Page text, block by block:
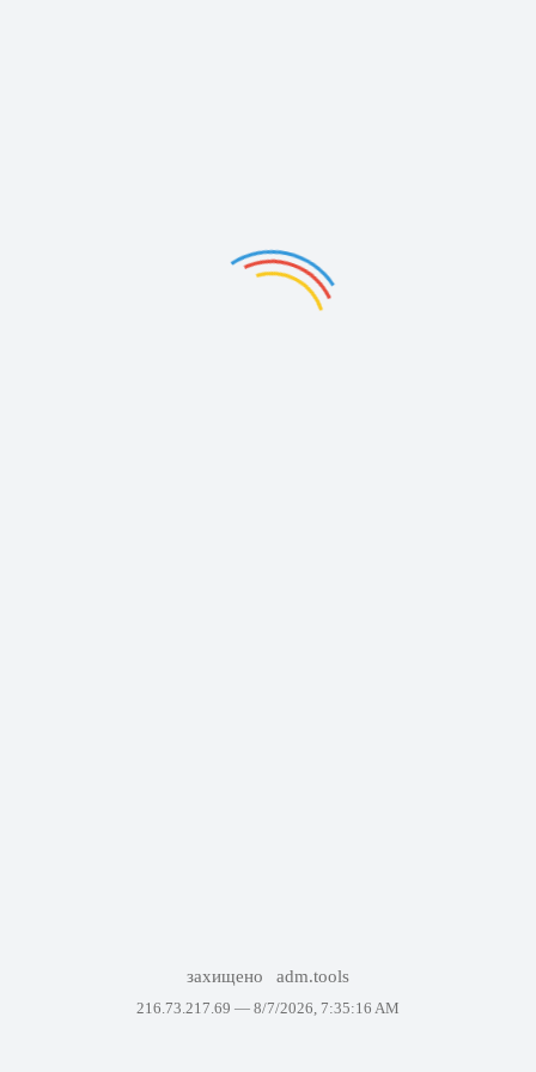
захищено adm.tools
216.73.217.69 — 8/7/2026, 7:35:16 AM